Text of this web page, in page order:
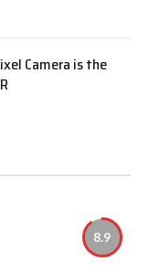
Camera is the
8.9